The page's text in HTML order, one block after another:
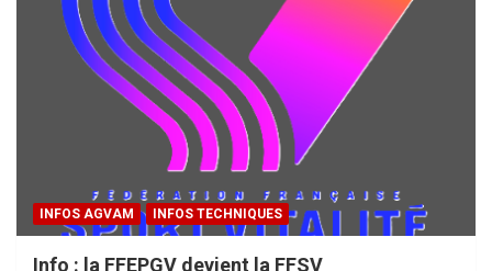
INFOS AGVAM INFOS TECHNIQUES
Info : la FFEPGV devient la FFSV